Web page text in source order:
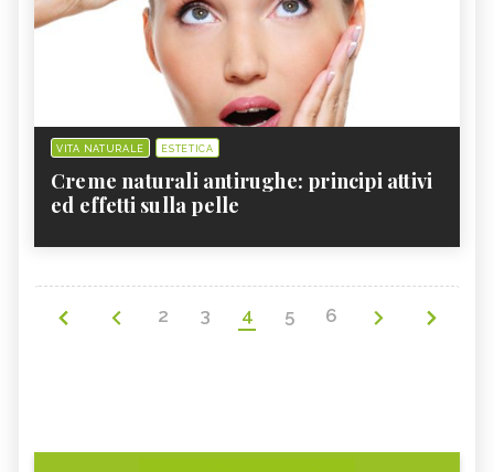
VITA NATURALE ESTETICA
Creme naturali antirughe: principi attivi
ed effetti sulla pelle
2 3 4 5 6